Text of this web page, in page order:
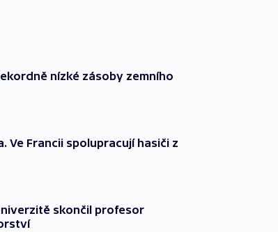
nízké zásoby zemního
Ve Francii spolupracují hasiči z
skončil profesor